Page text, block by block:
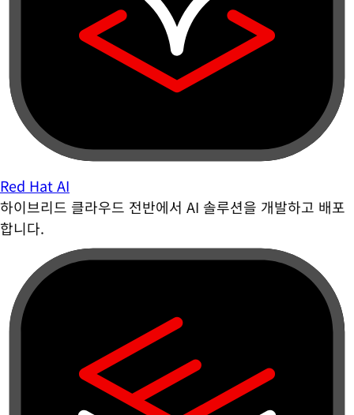
Red Hat AI
하이브리드 클라우드 전반에서 AI 솔루션을 개발하고 배포
합니다.